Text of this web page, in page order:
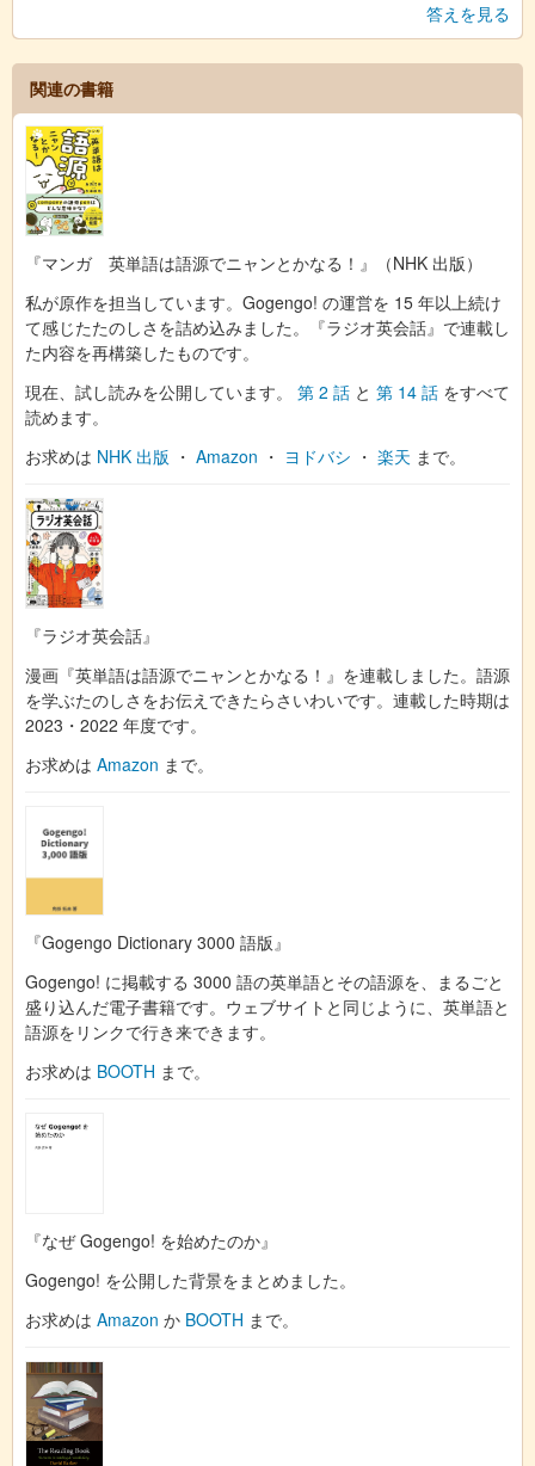
答えを見る
関連の書籍
『マンガ 英単語は語源でニャンとかなる！』（NHK 出版）
私が原作を担当しています。Gogengo! の運営を 15 年以上続け
て感じたたのしさを詰め込みました。『ラジオ英会話』で連載し
た内容を再構築したものです。
現在、試し読みを公開しています。 第 2 話 と 第 14 話 をすべて
読めます。
お求めは NHK 出版 ・ Amazon ・ ヨドバシ ・ 楽天 まで。
『ラジオ英会話』
漫画『英単語は語源でニャンとかなる！』を連載しました。語源
を学ぶたのしさをお伝えできたらさいわいです。連載した時期は
2023・2022 年度です。
お求めは Amazon まで。
『Gogengo Dictionary 3000 語版』
Gogengo! に掲載する 3000 語の英単語とその語源を、まるごと
盛り込んだ電子書籍です。ウェブサイトと同じように、英単語と
語源をリンクで行き来できます。
お求めは BOOTH まで。
『なぜ Gogengo! を始めたのか』
Gogengo! を公開した背景をまとめました。
お求めは Amazon か BOOTH まで。